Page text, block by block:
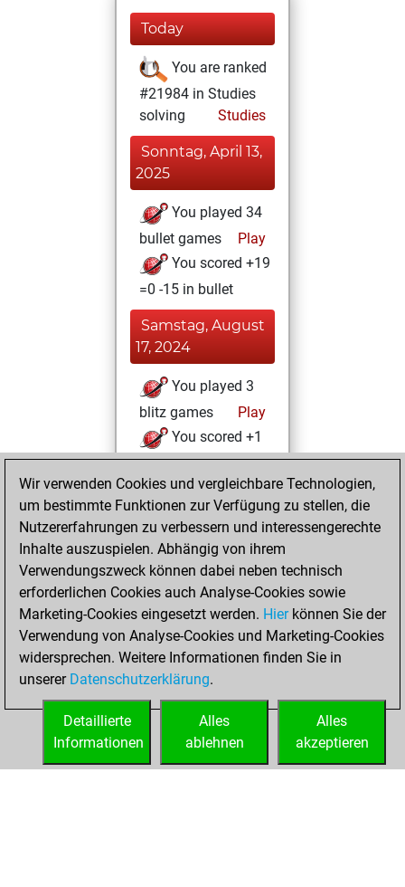
Today
You are ranked
#21984 in Studies
solving
Studies
Sonntag, April 13,
2025
You played 34
bullet games
Play
You scored +19
=0 -15 in bullet
Samstag, August
17, 2024
You played 3
blitz games
Play
You scored +1
=1 -1 in blitz
Freitag, Mai 12,
2023
You created
your Studies account
Studies
Samstag,
April 1, 2023
You created
your Fritz account
Wir verwenden Cookies und vergleichbare Technologien,
um bestimmte Funktionen zur Verfügung zu stellen, die
Nutzererfahrungen zu verbessern und interessengerechte
Inhalte auszuspielen. Abhängig von ihrem
Verwendungszweck können dabei neben technisch
erforderlichen Cookies auch Analyse-Cookies sowie
Marketing-Cookies eingesetzt werden. Hierkönnen Sie der
Verwendung von Analyse-Cookies und Marketing-Cookies
widersprechen. Weitere Informationen finden Sie in
unserer Datenschutzerklärung.
Alles
akzeptieren
Alles
ablehnen
Detaillierte
Informationen